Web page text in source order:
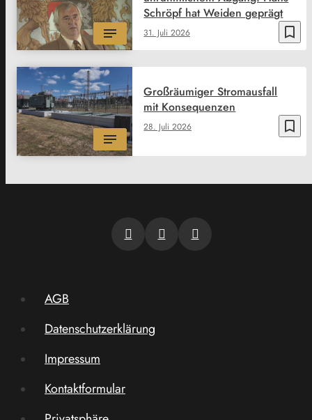
bookmark_border
31. Juli 2026
Schröpf hat Weiden geprägt
bookmark_border
28. Juli 2026
Großräumiger Stromausfall
mit Konsequenzen
AGB
Datenschutzerklärung
Impressum
Kontaktformular